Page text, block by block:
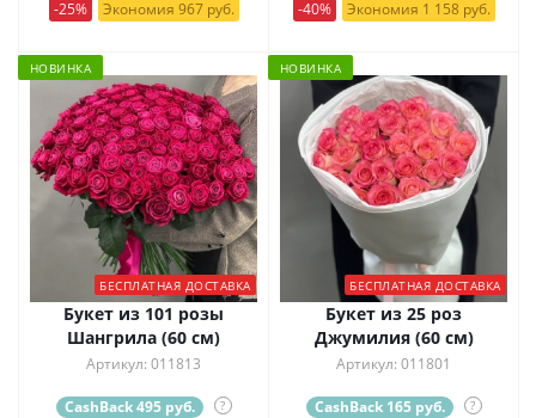
-25%
Экономия 967 руб.
-40%
Экономия 1 158 руб.
НОВИНКА
БЕСПЛАТНАЯ ДОСТАВКА
Букет из 101 розы
Шангрила (60 см)
Артикул: 011813
CashBack 495 руб. ?
НОВИНКА
БЕСПЛАТНАЯ ДОСТАВКА
Букет из 25 роз
Джумилия (60 см)
Артикул: 011801
CashBack 165 руб. ?